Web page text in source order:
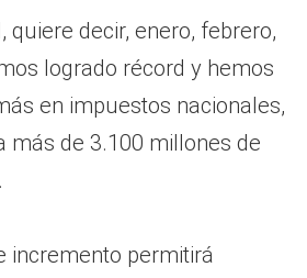
quiere decir, enero, febrero,
logrado récord y hemos
en impuestos nacionales,
más de 3.100 millones de
incremento permitirá